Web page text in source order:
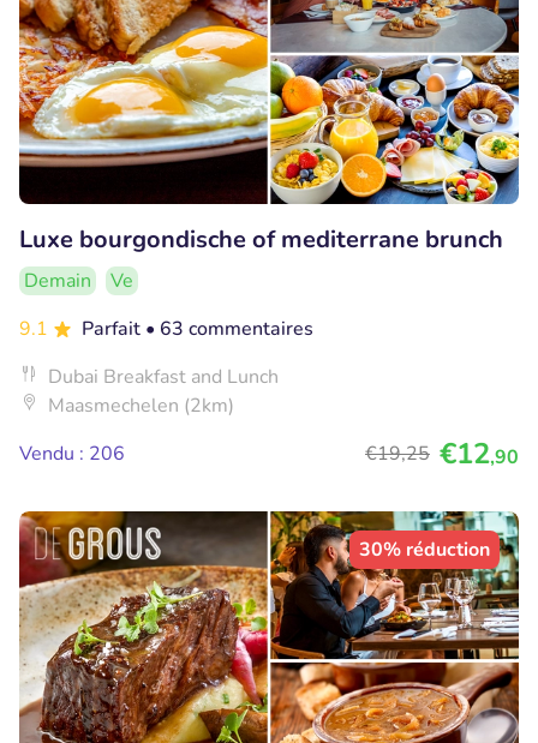
Luxe bourgondische of mediterrane brunch
Demain
Ve
9.1
Parfait • 63 commentaires
Dubai Breakfast and Lunch
Maasmechelen (2km)
Vendu : 206
€19,25 €12,90
30% réduction